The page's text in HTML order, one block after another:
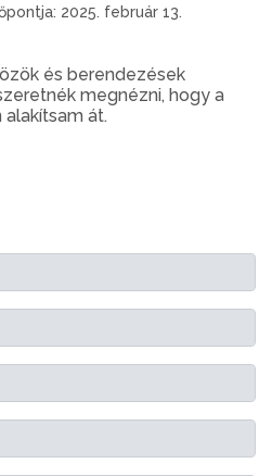
2025. február 13.
és berendezések
megnézni, hogy a
át.